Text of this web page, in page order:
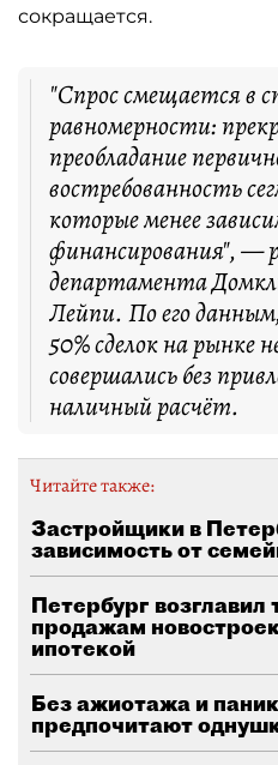
сокращается.
"Спрос смещается в
равномерности:
преобладание
востребованность
которые менее
финансирования", —
департамента
Лейпи. По его
50% сделок на рынке
совершались без
наличный расчёт.
Читайте также:
Застройщики в
зависимость от
Петербург возглавил
продажам
ипотекой
Без ажиотажа и
предпочитают